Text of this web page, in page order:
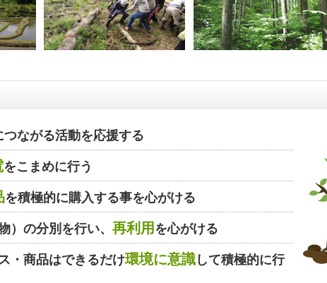
つながる活動を応援する
をこまめに行う
を積極的に購入する事を心がける
）の分別を行い、 再利用 を心がける
・商品はできるだけ環境に意識して積極的に行